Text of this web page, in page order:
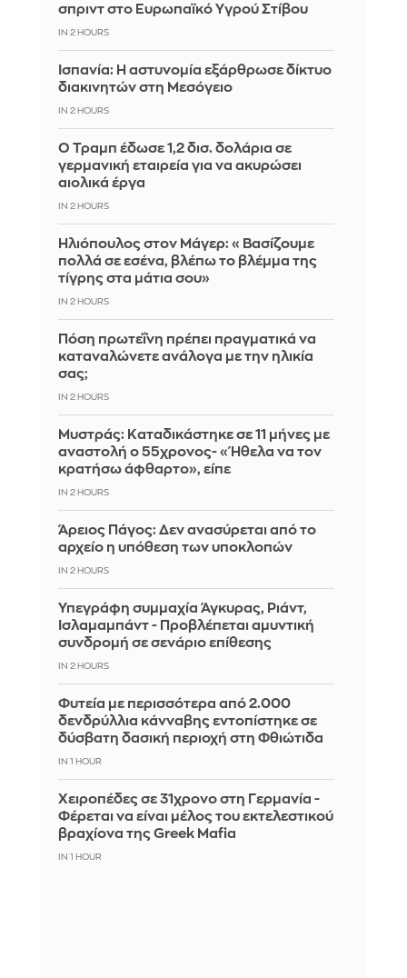
σπριντ στο Ευρωπαϊκό Υγρού Στίβου
IN 2 HOURS
Ισπανία: Η αστυνομία εξάρθρωσε δίκτυο
διακινητών στη Μεσόγειο
IN 2 HOURS
Ο Τραμπ έδωσε 1,2 δισ. δολάρια σε
γερμανική εταιρεία για να ακυρώσει
αιολικά έργα
IN 2 HOURS
Ηλιόπουλος στον Μάγερ: «Βασίζουμε
πολλά σε εσένα, βλέπω το βλέμμα της
τίγρης στα μάτια σου»
IN 2 HOURS
Πόση πρωτεΐνη πρέπει πραγματικά να
καταναλώνετε ανάλογα με την ηλικία
σας;
IN 2 HOURS
Μυστράς: Καταδικάστηκε σε 11 μήνες με
αναστολή ο 55χρονος- «Ήθελα να τον
κρατήσω άφθαρτο», είπε
IN 2 HOURS
Άρειος Πάγος: Δεν ανασύρεται από το
αρχείο η υπόθεση των υποκλοπών
IN 2 HOURS
Υπεγράφη συμμαχία Άγκυρας, Ριάντ,
Ισλαμαμπάντ - Προβλέπεται αμυντική
συνδρομή σε σενάριο επίθεσης
IN 2 HOURS
Φυτεία με περισσότερα από 2.000
δενδρύλλια κάνναβης εντοπίστηκε σε
δύσβατη δασική περιοχή στη Φθιώτιδα
IN 1 HOUR
Χειροπέδες σε 31χρονο στη Γερμανία -
Φέρεται να είναι μέλος του εκτελεστικού
βραχίονα της Greek Mafia
IN 1 HOUR